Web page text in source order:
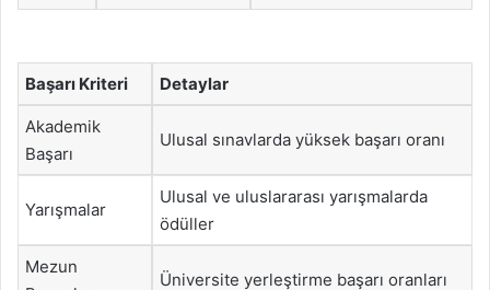
Başarı Kriteri Detaylar
Akademik
Başarı
Ulusal sınavlarda yüksek başarı oranı
Yarışmalar
Ulusal ve uluslararası yarışmalarda
ödüller
Mezun
Üniversite yerleştirme başarı oranları